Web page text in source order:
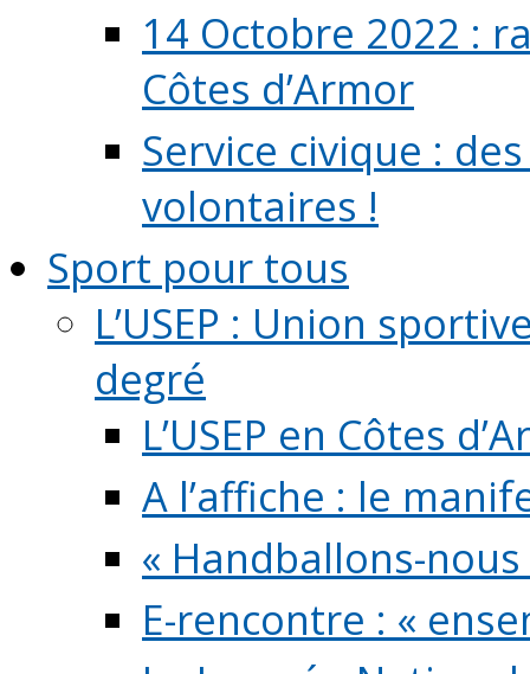
14 Octobre 2022 :
Côtes d’Armor
Service civique :
volontaires !
Sport pour tous
L’USEP : Union
degré
L’USEP en Côtes
A l’affiche : le
« Handballons-
E-rencontre : «